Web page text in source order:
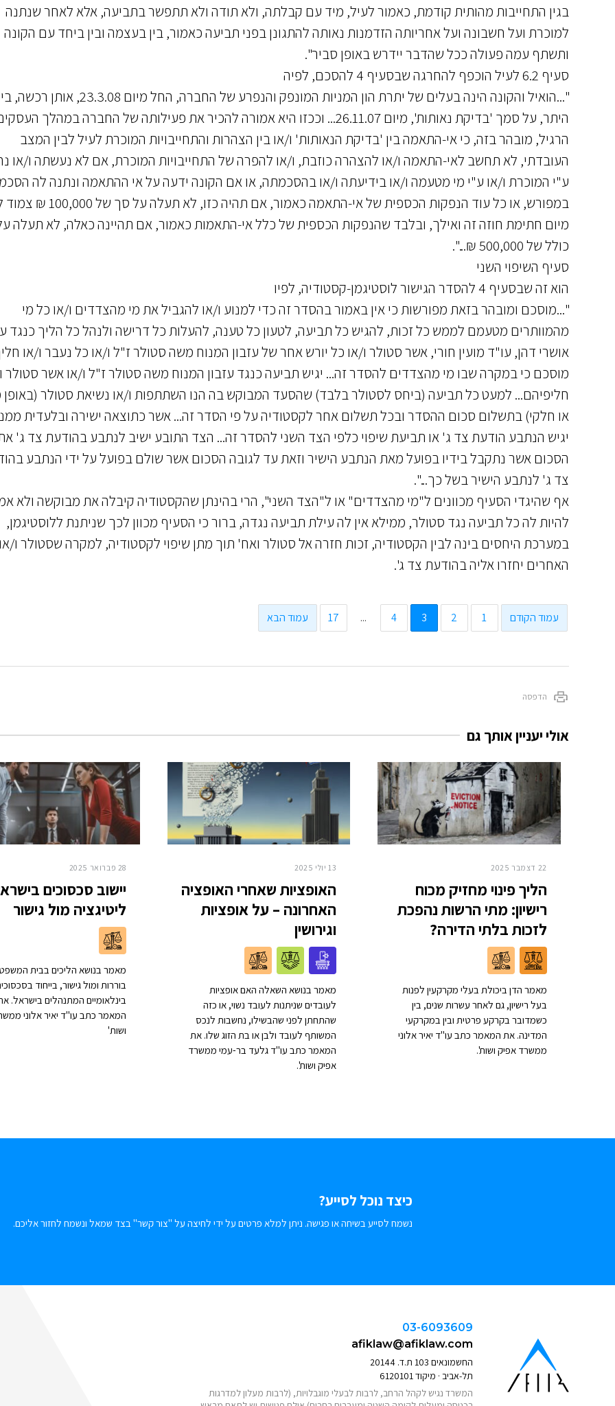
בגין התחייבות מהותית קודמת, כאמור לעיל, מיד עם קבלתה, ולא תודה ולא תתפשר בתביעה, אלא לאחר שנתנה
למוכרת ועל חשבונה ועל אחריותה הזדמנות נאותה להתגונן בפני תביעה כאמור, בין בעצמה ובין ביחד עם הקונה
ותשתף עמה פעולה ככל שהדבר יידרש באופן סביר".
סעיף 6.2 לעיל הוכפף להחרגה שבסעיף 4 להסכם, לפיה
"...הואיל והקונה הינה בעלים של יתרת הון המניות המונפק והנפרע של החברה, החל מיום 23.3.08, אותן
היתר, על סמך 'בדיקת נאותות', מיום 26.11.07... וככזו היא אמורה להכיר את פעילותה של החברה במהלך
הרגיל, מובהר בזה, כי אי-התאמה בין 'בדיקת הנאותות' ו/או בין הצהרות והתחייבויות המוכרת לעיל לבין המצב
העובדתי, לא תחשב לאי-התאמה ו/או להצהרה כוזבת, ו/או להפרה של התחייבויות המוכרת, אם לא נעשתה ו/או
ע"י המוכרת ו/או ע"י מי מטעמה ו/או בידיעתה ו/או בהסכמתה, או אם הקונה ידעה על אי ההתאמה ונתנה לה
במפורש, או כל עוד הנפקות הכספית של אי-התאמה כאמור, אם
מיום חתימת חוזה זה ואילך, ובלבד שהנפקות הכספית של כלל אי-התאמות כאמור, אם תהיינה כאלה, לא תעלה
כולל של 500,000 ₪...".
סעיף השיפוי השני
הוא זה שבסעיף 4 להסדר הגישור לוסטיגמן-קסטודיה, לפיו
"...מוסכם ומובהר בזאת מפורשות כי אין באמור בהסדר זה כדי למנוע ו/או להגביל את מי מהצדדים ו/או כל מי
מהמוותרים מטעמם לממש כל זכות, להגיש כל תביעה, לטעון כל טענה, להעלות כל דרישה ולנהל כל הליך כנגד
אושרי דהן, עו"ד מועין חורי, אשר סטולר ו/או כל יורש אחר של עזבון המנוח משה סטולר ז"ל ו/או כל נעבר ו/או
מוסכם כי במקרה שבו מי מהצדדים להסדר זה... יגיש תביעה כנגד עזבון המנוח משה סטולר ז"ל ו/או אשר סטולר
חליפיהם... למעט כל תביעה (ביחס לסטולר בלבד) שהסעד המבוקש בה הנו השתתפות ו/או נשיאת סטולר
או חלקי) בתשלום סכום ההסדר ובכל תשלום אחר לקסטודיה על פי הסדר זה... אשר כתוצאה ישירה ובלעדית
יגיש הנתבע הודעת צד ג' או תביעת שיפוי כלפי הצד השני להסדר זה... הצד התובע ישיב לנתבע בהודעת צד ג'
הסכום אשר נתקבל בידיו בפועל מאת הנתבע הישיר וזאת עד לגובה הסכום אשר שולם בפועל על ידי הנתבע
צד ג' לנתבע הישיר בשל כך...".
אף שהיגדי הסעיף מכוונים ל"מי מהצדדים" או ל"הצד השני", הרי בהינתן שהקסטודיה קיבלה את מבוקשה ולא
להיות לה כל תביעה נגד סטולר, ממילא אין לה עילת תביעה נגדה, ברור כי הסעיף מכוון לכך שניתנת ללוסטיגמן,
במערכת היחסים בינה לבין הקסטודיה, זכות חזרה אל סטולר ואח' תוך מתן שיפוי לקסטודיה, למקרה שסטולר ו/או
האחרים יחזרו אליה בהודעת צד ג'.
עמוד הקודם 1
2
3
4
...
17 עמוד הבא
הדפסה
אולי יעניין אותך גם
22 דצמבר 2025
הליך פינוי מחזיק מכוח
רישיון: מתי הרשות נהפכת
לזכות בלתי הדירה?
מאמר הדן ביכולת בעלי מקרקעין לפנות
בעל רישיון, גם לאחר עשרות שנים, בין
כשמדובר בקרקע פרטית ובין במקרקעי
המדינה. את המאמר כתב עו"ד יאיר אלוני
ממשרד אפיק ושות'.
13 יולי 2025
האופציות שאחרי האופציה
האחרונה – על אופציות
וגירושין
מאמר בנושא השאלה האם אופציות
לעובדים שניתנות לעובד נשוי, או כזה
שהתחתן לפני שהבשילו, נחשבות לנכס
המשותף לעובד ולבן או בת הזוג שלו. את
המאמר כתב עו"ד גלעד בר-עמי ממשרד
אפיק ושות'.
28 פברואר 2025
יישוב סכסוכים
ליטיגציה מול גישור
מאמר בנושא הליכים בבית
בוררות ומול גישור, בייחוד
בינלאומיים המתנהלים בישראל.
המאמר כתב עו"ד יאיר אלוני
ושות'
כיצד נוכל לסייע?
נשמח לסייע בשיחה או פגישה. ניתן למלא פרטים על ידי לחיצה על "צור קשר" בצד שמאל ונשמח לחזור אליכם.
03-6093609
afiklaw@afiklaw.com
החשמונאים 103 ת.ד. 20144
תל-אביב · מיקוד 6120101
המשרד נגיש לקהל הרחב, לרבות לבעלי מוגבלויות, (לרבות מעלון למדרגות